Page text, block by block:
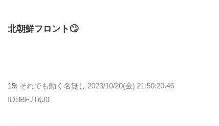
北朝鮮フロント🙄
19: それでも動く名無し 2023/10/20(金) 21:50:20.46
ID:ilBFJTqJ0